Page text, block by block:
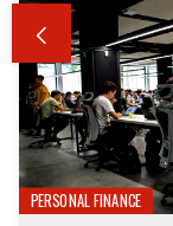

PERSONAL FINANCE